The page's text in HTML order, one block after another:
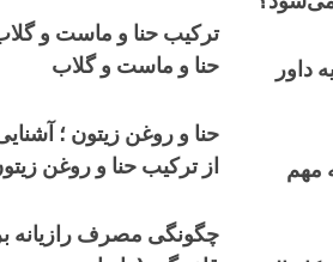
داور
باشگاه (8 نکته مهم
ترکیب حنا و ماست و گلاب
حنا و ماست و گلاب
حنا و روغن زیتون ؛
از ترکیب حنا و روغن
چگونگی مصرف رازیانه